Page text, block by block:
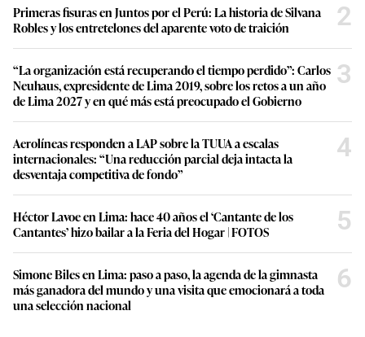
Primeras fisuras en Juntos por el Perú: La historia de Silvana
Robles y los entretelones del aparente voto de traición
2
“La organización está recuperando el tiempo perdido”: Carlos
Neuhaus, expresidente de Lima 2019, sobre los retos a un año
de Lima 2027 y en qué más está preocupado el Gobierno
3
Aerolíneas responden a LAP sobre la TUUA a escalas
internacionales: “Una reducción parcial deja intacta la
desventaja competitiva de fondo”
4
Héctor Lavoe en Lima: hace 40 años el ‘Cantante de los
Cantantes’ hizo bailar a la Feria del Hogar | FOTOS
5
Simone Biles en Lima: paso a paso, la agenda de la gimnasta
más ganadora del mundo y una visita que emocionará a toda
una selección nacional
6